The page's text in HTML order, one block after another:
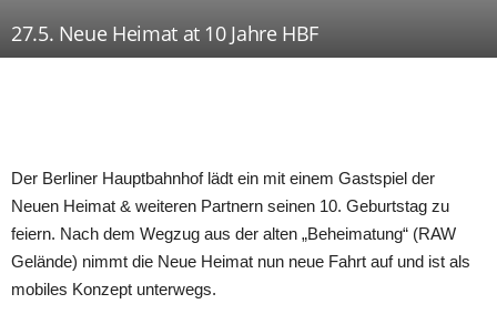
27.5. Neue Heimat at 10 Jahre HBF
Der Berliner Hauptbahnhof lädt ein mit einem Gastspiel der
Neuen Heimat & weiteren Partnern seinen 10. Geburtstag zu
feiern. Nach dem Wegzug aus der alten „Beheimatung“ (RAW
Gelände) nimmt die Neue Heimat nun neue Fahrt auf und ist als
mobiles Konzept unterwegs.